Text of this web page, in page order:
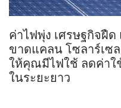
ค่าไฟพุ่ง เศรษฐกิจฝืด
ขาดแคลน โซลาร์เซ
ให้คุณมีไฟใช้ ลดค่าใ
ในระยะยาว